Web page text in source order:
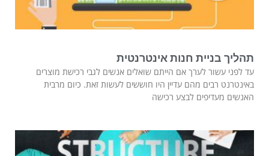
תהליך בניית חנות אינטרנטית
עד לפני עשור לערך אם הייתם שואלים אנשים לגבי רכישת מוצרים
באינטרנט רבים מהם עדיין היו חוששים לעשות זאת. כיום מרבית
האנשים מעדיפים לבצע רכישה